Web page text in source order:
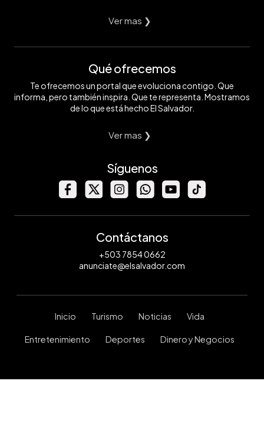
Ver mas ❯
Qué ofrecemos
Te ofrecemos un portal que evoluciona contigo. Que
informa, pero también inspira. Que te representa. Mostramos
de lo que está hecho El Salvador.
Ver mas ❯
Síguenos
Contáctanos
+503 7854 0662
anunciate@elsalvador.com
Inicio Turismo Noticias Vida
Entretenimiento Deportes Dinero y Negocios